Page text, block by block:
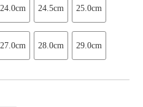
24.0cm 24.5cm 25.0cm
27.0cm 28.0cm 29.0cm